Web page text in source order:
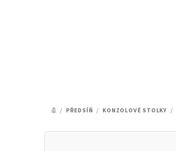
DOMŮ
/ PŘEDSÍŇ / KONZOLOVÉ STOLKY /
P